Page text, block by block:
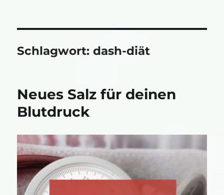
Schlagwort:dash-diät
Neues Salz für deinen
Blutdruck